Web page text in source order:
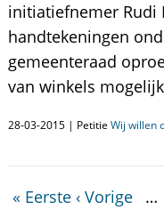
initiatiefnemer Rudi
handtekeningen
gemeenteraad
van winkels
28-03-2015 | Petitie Wij willen
« Eerste ‹ Vorige …